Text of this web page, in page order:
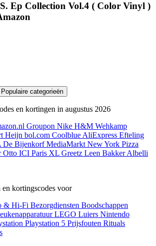
Ep Collection Vol.4 ( Color Vinyl )
Populaire categorieën
en kortingen in augustus 2026
Groupon Nike H&M Wehkamp
Heijn bol.com Coolblue AliExpress Efteling
De BijenkorfMediaMarkt New York Pizza
Otto ICI Paris XL Greetz Leen BakkerAlbelli
kortingscodes voor
& Hi-Fi Bezorgdiensten Boodschappen
LEGO Luiers Nintendo
Playstation 5 Prijsfouten Rituals